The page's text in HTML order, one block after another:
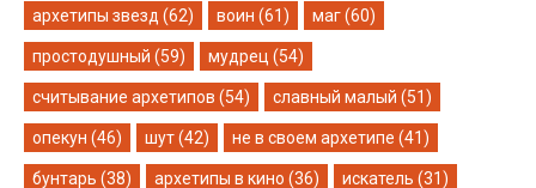
архетипы звезд (62) воин (61) маг (60)
простодушный (59) мудрец (54)
считывание архетипов (54) славный малый (51)
опекун (46) шут (42) не в своем архетипе (41)
бунтарь (38) архетипы в кино (36) искатель (31)